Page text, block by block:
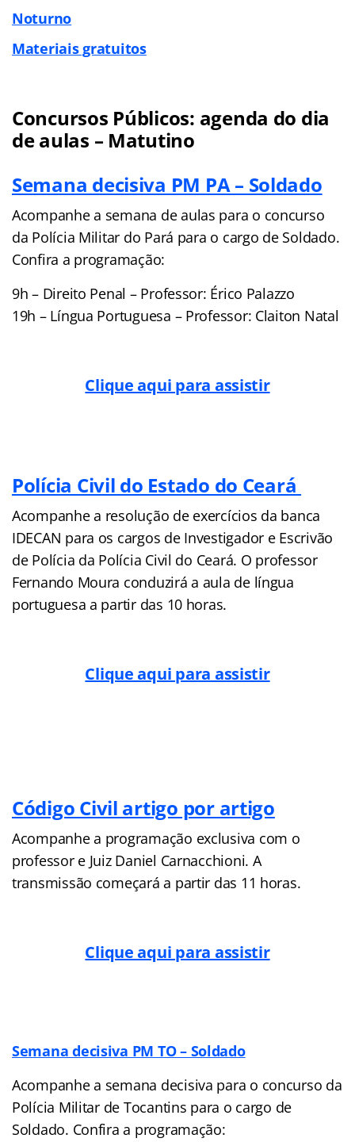
Noturno
Materiais gratuitos
Concursos Públicos: agenda do dia
de aulas – Matutino
Semana decisiva PM PA – Soldado
Acompanhe a semana de aulas para o concurso
da Polícia Militar do Pará para o cargo de Soldado.
Confira a programação:
9h – Direito Penal – Professor: Érico Palazzo
19h – Língua Portuguesa – Professor: Claiton Natal
Clique aqui para assistir
Polícia Civil do Estado do Ceará
Acompanhe a resolução de exercícios da banca
IDECAN para os cargos de Investigador e Escrivão
de Polícia da Polícia Civil do Ceará. O professor
Fernando Moura conduzirá a aula de língua
portuguesa a partir das 10 horas.
Clique aqui para assistir
Código Civil artigo por artigo
Acompanhe a programação exclusiva com o
professor e Juiz Daniel Carnacchioni. A
transmissão começará a partir das 11 horas.
Clique aqui para assistir
Semana decisiva PM TO – Soldado
Acompanhe a semana decisiva para o concurso da
Polícia Militar de Tocantins para o cargo de
Soldado. Confira a programação: